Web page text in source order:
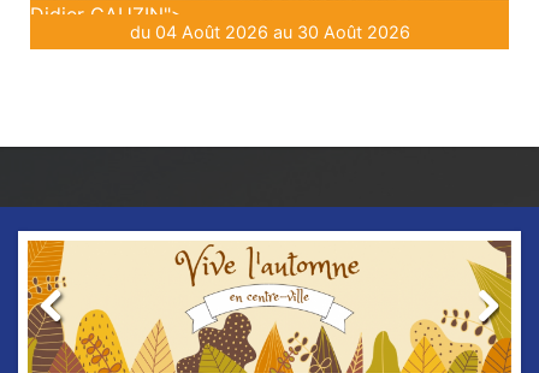
Didier GAUZIN">
du 04 Août 2026 au 30 Août 2026
Previous Next